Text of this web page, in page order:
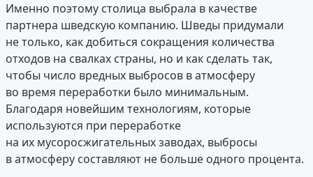
Именно поэтому столица выбрала в качестве
партнера шведскую компанию. Шведы придумали
не только, как добиться сокращения количества
отходов на свалках страны, но и как сделать так,
чтобы число вредных выбросов в атмосферу
во время переработки было минимальным.
Благодаря новейшим технологиям, которые
используются при переработке
на их мусоросжигательных заводах, выбросы
в атмосферу составляют не больше одного процента.